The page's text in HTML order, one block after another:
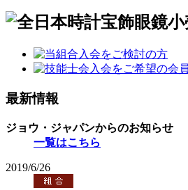
最新情報
ジョウ・ジャパンからのお知らせ
一覧はこちら
2019/6/26